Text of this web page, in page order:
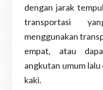
dengan jarak
transportasi
menggunakan
empat, atau
angkutan umum
kaki.